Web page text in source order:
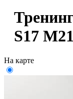
S17
На карте